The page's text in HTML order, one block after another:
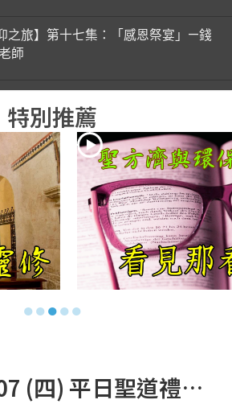
之旅】第十七集：「感恩祭宴」—錢
師
老師
仰之旅】第十五集：「入門聖事」—錢
師
之旅】第十四集：「天主十誡(下)」
瑋 神父
之旅】第十三集：「天主十誡(上)」
瑋 神父
之旅】第十二集：「聖母、聖人」—
特別推薦
●●●●●
2023/12/07 (四) 平日聖道禮儀